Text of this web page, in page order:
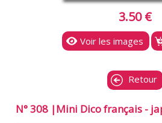
3.50 €
Voir les images
Retour
N° 308 |Mini Dico français -